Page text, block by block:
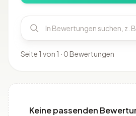
Seite 1 von 1 · 0 Bewertungen
Keine passenden